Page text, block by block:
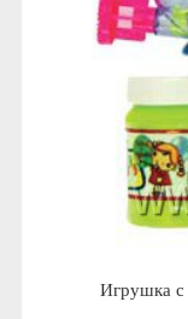
Игрушка